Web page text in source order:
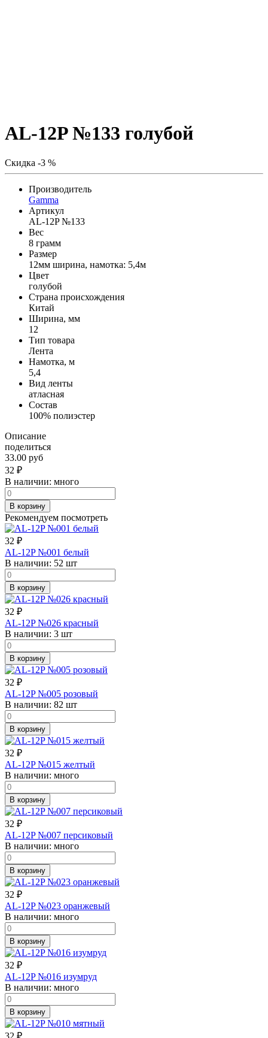
AL-12P №133 голубой
Скидка -3 %
Производитель
Gamma
Артикул
AL-12P №133
Вес
8 грамм
Размер
12мм ширина, намотка: 5,4м
Цвет
голубой
Страна происхождения
Китай
Ширина, мм
12
Тип товара
Лента
Намотка, м
5,4
Вид ленты
атласная
Состав
100% полиэстер
Описание
поделиться
33.00 руб
32 ₽
В наличии: много
В корзину
Рекомендуем посмотреть
32 ₽
AL-12P №001 белый
В наличии: 52 шт
В корзину
32 ₽
AL-12P №026 красный
В наличии: 3 шт
В корзину
32 ₽
AL-12P №005 розовый
В наличии: 82 шт
В корзину
32 ₽
AL-12P №015 желтый
В наличии: много
В корзину
32 ₽
AL-12P №007 персиковый
В наличии: много
В корзину
32 ₽
AL-12P №023 оранжевый
В наличии: много
В корзину
32 ₽
AL-12P №016 изумруд
В наличии: много
В корзину
32 ₽